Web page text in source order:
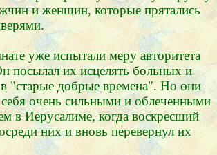
и женщин, которые прятались
уже испытали меру авторитета
посылал их исцелять больных и
в "старые добрые времена". Но они
себя очень сильными и облеченными
в Иерусалиме, когда воскресший
них и вновь перевернул их